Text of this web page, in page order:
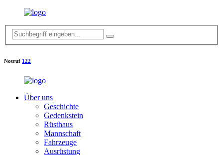
Notruf 122
Über uns
Geschichte
Gedenkstein
Rüsthaus
Mannschaft
Fahrzeuge
Ausrüstung